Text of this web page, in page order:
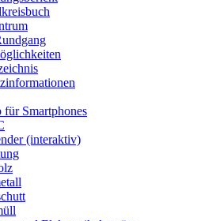
Smartphones
(interaktiv)